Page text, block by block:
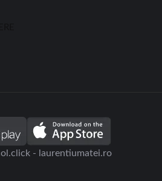
- laurentiumatei.ro